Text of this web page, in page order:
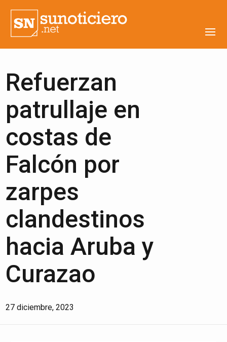
Refuerzan
patrullaje en
costas de
Falcón por
zarpes
clandestinos
hacia Aruba y
Curazao
27 diciembre, 2023